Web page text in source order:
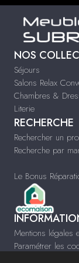
NOS
Séjours
Salons Relax
Chambres &
Literie
RECHERCHE
Rechercher un
Recherche par
Le Bonus
Mentions légales
Paramétrer les